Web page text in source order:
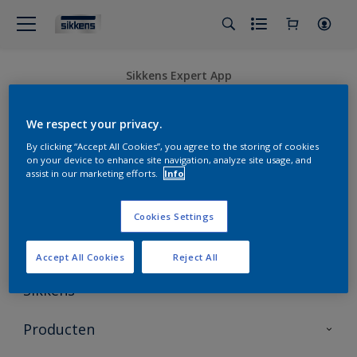
Sikkens Expert App
Volg Sikkens
Sikkens
Over Sikkens
Producten
We respect your privacy.
By clicking “Accept All Cookies”, you agree to the storing of cookies
on your device to enhance site navigation, analyze site usage, and
assist in our marketing efforts.
Info
Cookies Settings
Reject All
Accept All Cookies